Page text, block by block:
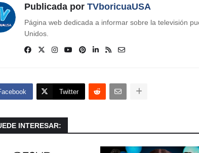
Publicada por TVboricuaUSA
Página web dedicada a informar sobre la televisión
Unidos.
Twitter
INTERESAR: